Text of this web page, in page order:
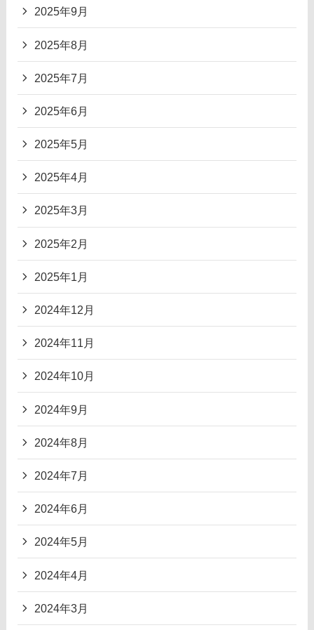
2025年9月
2025年8月
2025年7月
2025年6月
2025年5月
2025年4月
2025年3月
2025年2月
2025年1月
2024年12月
2024年11月
2024年10月
2024年9月
2024年8月
2024年7月
2024年6月
2024年5月
2024年4月
2024年3月